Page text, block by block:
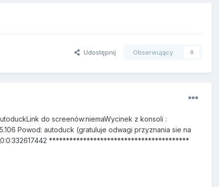
Udostępnij Obserwujący 0
do screenów:niemaWycinek z konsoli :
Powod: autoduck (gratuluje odwagi przyznania sie na
*****************************************